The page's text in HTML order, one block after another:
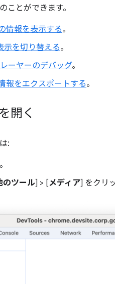
ことができます。
情報を表示する。
示を切り替える。
ーヤーのデバッグ。
報をエクスポートする。
開く
:
。
のツール] > [メディア] をクリ